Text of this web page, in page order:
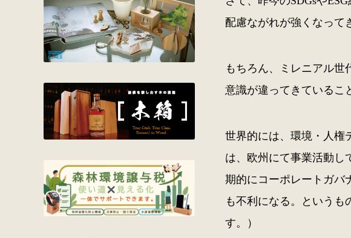
配慮ながれが強くなって
もちろん、ミレニアル
意識が違ってきているこ
世界的には、環境・人権
は、欧州にて事業活動し
期的にコーポレートガバ
も不利になる。というも
す。）